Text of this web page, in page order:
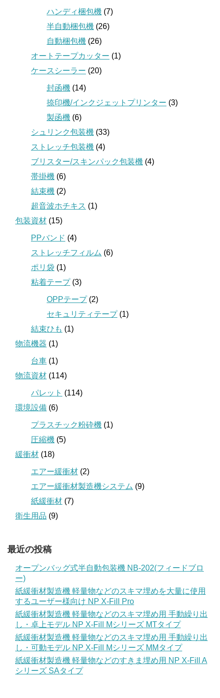
ハンディ梱包機 (7)
半自動梱包機 (26)
自動梱包機 (26)
オートテープカッター (1)
ケースシーラー (20)
封函機 (14)
捺印機/インクジェットプリンター (3)
製函機 (6)
シュリンク包装機 (33)
ストレッチ包装機 (4)
ブリスター/スキンパック包装機 (4)
帯掛機 (6)
結束機 (2)
超音波ホチキス (1)
包装資材 (15)
PPバンド (4)
ストレッチフィルム (6)
ポリ袋 (1)
粘着テープ(3)
OPPテープ(2)
セキュリティテープ(1)
結束ひも (1)
物流機器 (1)
台車 (1)
物流資材 (114)
パレット (114)
環境設備 (6)
プラスチック粉砕機 (1)
圧縮機 (5)
緩衝材 (18)
エアー緩衝材 (2)
エアー緩衝材製造機システム (9)
紙緩衝材 (7)
衛生用品 (9)
最近の投稿
オープンバッグ式半自動包装機 NB-202(フィードブロ
ー)
紙緩衝材製造機 軽量物などのスキマ埋めを大量に使用
するユーザー様向け NP X-Fill Pro
紙緩衝材製造機 軽量物などのスキマ埋め用 手動繰り出
し・卓上モデル NP X-Fill Mシリーズ MTタイプ
紙緩衝材製造機 軽量物などのスキマ埋め用 手動繰り出
し・可動モデル NP X-Fill Mシリーズ MMタイプ
紙緩衝材製造機 軽量物などのすきま埋め用 NP X-Fill A
シリーズ SAタイプ